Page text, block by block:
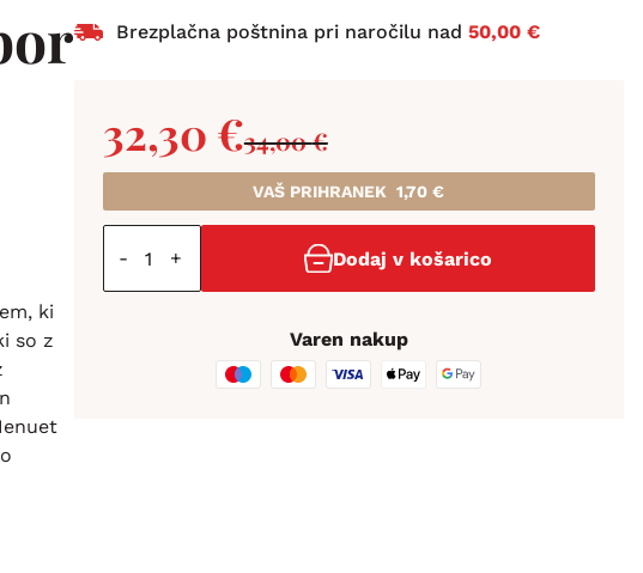
ki
so z
Brezplačna poštnina pri naročilu nad 50,00 €
34,00€
32,30 €
VAŠ PRIHRANEK1,70€
- + Dodaj v košarico
Varen nakup